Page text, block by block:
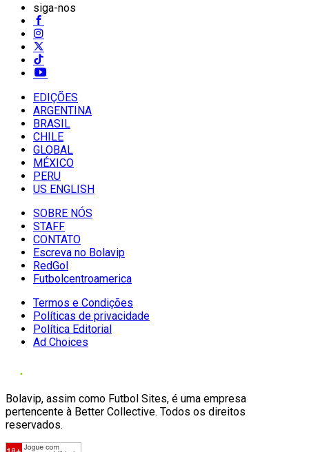
siga-nos
EDIÇÕES
ARGENTINA
BRASIL
CHILE
GLOBAL
MÉXICO
PERU
US ENGLISH
SOBRE NÓS
STAFF
CONTATO
Escreva no Bolavip
RedGol
Futbolcentroamerica
Termos e Condições
Políticas de privacidade
Política Editorial
Ad Choices
Bolavip, assim como Futbol Sites, é uma empresa
pertencente à Better Collective. Todos os direitos
reservados.